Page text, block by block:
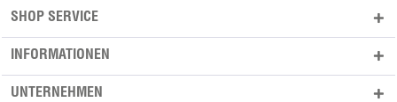
SHOP SERVICE
INFORMATIONEN
UNTERNEHMEN